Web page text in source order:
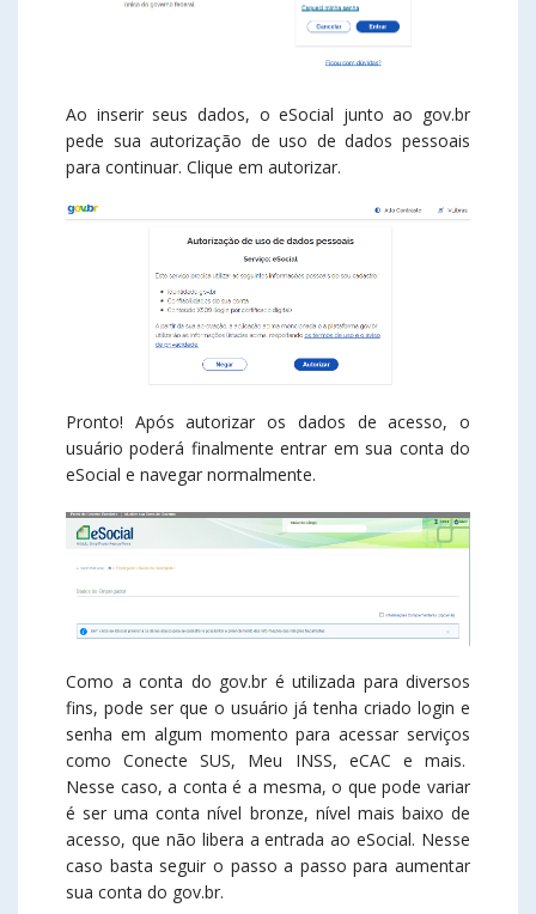
Ao inserir seus dados, o eSocial junto ao gov.br
pede sua autorização de uso de dados pessoais
para continuar. Clique em autorizar.
Pronto! Após autorizar os dados de acesso, o
usuário poderá finalmente entrar em sua conta do
eSocial e navegar normalmente.
Como a conta do gov.br é utilizada para diversos
fins, pode ser que o usuário já tenha criado login e
senha em algum momento para acessar serviços
como Conecte SUS, Meu INSS, eCAC e mais.
Nesse caso, a conta é a mesma, o que pode variar
é ser uma conta nível bronze, nível mais baixo de
acesso, que não libera a entrada ao eSocial. Nesse
caso basta seguir o passo a passo para aumentar
sua conta do gov.br.